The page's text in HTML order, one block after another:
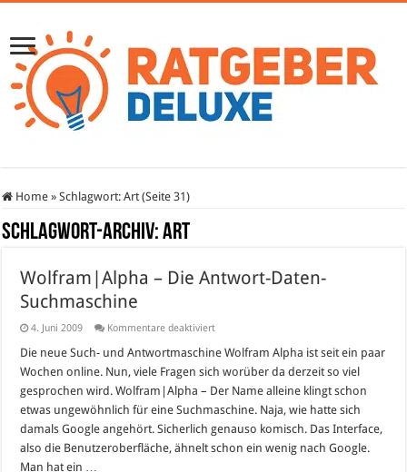
Home » Schlagwort:Art(Seite 31)
Schlagwort-Archiv:Art
Wolfram|Alpha – Die Antwort-Daten-
Suchmaschine
4. Juni 2009 Kommentare deaktiviertfür
–
Antwort-
Daten-
Suchmaschine
Die neue Such- und Antwortmaschine Wolfram Alpha ist seit ein paar
Wochen online. Nun, viele Fragen sich worüber da derzeit so viel
gesprochen wird. Wolfram|Alpha – Der Name alleine klingt schon
etwas ungewöhnlich für eine Suchmaschine. Naja, wie hatte sich
damals Google angehört. Sicherlich genauso komisch. Das Interface,
also die Benutzeroberfläche, ähnelt schon ein wenig nach Google.
Man hat ein …